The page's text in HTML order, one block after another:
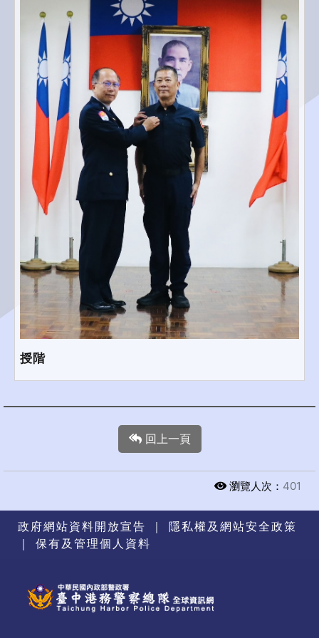
授階
回上一頁
瀏覽人次： 401
政府網站資料開放宣告 ｜ 隱私權及網站安全政策
｜
保有及管理個人資料